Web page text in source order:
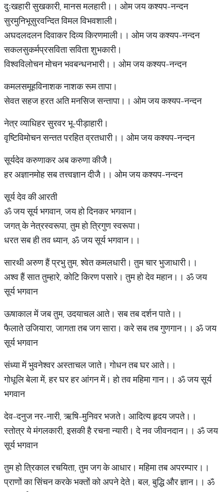
दुःखहारी सुखकारी, मानस मलहारी।। ओम जय कश्यप-नन्दन
सुरमुनिभूसुरवन्दित विमल विभवशाली।
अघदलदलन दिवाकर दिव्य किरणमाली।। ओम जय कश्यप-नन्दन
सकलसुकर्मप्रसविता सविता शुभकारी।
विश्वविलोचन मोचन भवबन्धनभारी।। ओम जय कश्यप-नन्दन
कमलसमूहविनाशक नाशक रूम तापा।
सेवत सहज हरत अति मनसिज सन्तापा।। ओम जय कश्यप-नन्दन
नेत्र व्याधिहर सुरवर भू-पीड़ाहारी।
वृष्टिविमोचन सन्तत परहित व्रतधारी।। ओम जय कश्यप-नन्दन
सूर्यदेव करुणाकर अब करुणा कीजै।
हर अज्ञानमोह सब तत्त्वज्ञान दीजै।। ओम जय कश्यप-नन्दन
सूर्य देव की आरती
ॐ जय सूर्य भगवान, जय हो दिनकर भगवान।
जगत् के नेत्रस्वरूपा, तुम हो त्रिगुण स्वरूपा।
धरत सब ही तव ध्यान, ॐ जय सूर्य भगवान।।
सारथी अरुण हैं प्रभु तुम, श्वेत कमलधारी। तुम चार भुजाधारी।।
अश्व हैं सात तुम्हारे, कोटि किरण पसारे। तुम हो देव महान।। ॐ जय
सूर्य भगवान
ऊषाकाल में जब तुम, उदयाचल आते। सब तब दर्शन पाते।।
फैलाते उजियारा, जागता तब जग सारा। करे सब तब गुणगान।। ॐ जय
सूर्य भगवान
संध्या में भुवनेश्वर अस्ताचल जाते। गोधन तब घर आते।।
गोधूलि बेला में, हर घर हर आंगन में। हो तव महिमा गान।। ॐ जय सूर्य
भगवान
देव-दनुज नर-नारी, ऋषि-मुनिवर भजते। आदित्य हृदय जपते।।
स्तोत्र ये मंगलकारी, इसकी है रचना न्यारी। दे नव जीवनदान।। ॐ जय
सूर्य भगवान
तुम हो त्रिकाल रचयिता, तुम जग के आधार। महिमा तब अपरम्पार।।
प्राणों का सिंचन करके भक्तों को अपने देते। बल, बुद्धि और ज्ञान।। ॐ